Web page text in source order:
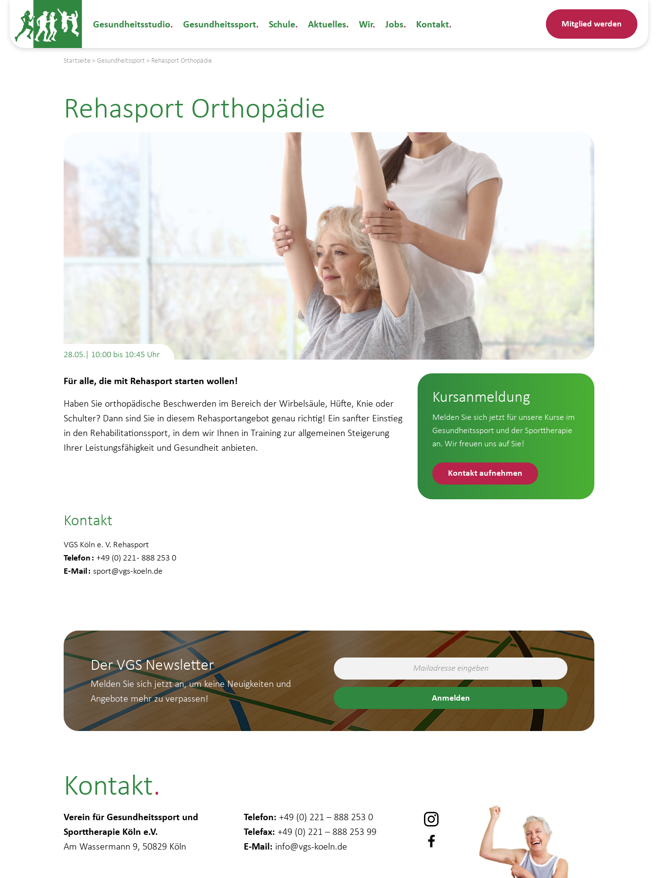
Gesundheitsstudio Gesundheitssport Schule Aktuelles Wir Jobs Kontakt Mitglied werden
Startseite > Gesundheitssport > Rehasport Orthopädie
Rehasport Orthopädie
28.05.| 10:00 bis 10:45
Für alle, die mit Rehasport starten wollen!
Haben Sie orthopädische Beschwerden im Bereich der Wirbelsäule, Hüfte, Knie oder
Schulter? Dann sind Sie in diesem Rehasportangebot genau richtig! Ein sanfter Einstieg
in den Rehabilitationssport, in dem wir Ihnen in Training zur allgemeinen Steigerung
Ihrer Leistungsfähigkeit und Gesundheit anbieten.
Kursanmeldung
Melden Sie sich jetzt für unsere Kurse im
Gesundheitssport und der Sporttherapie
an. Wir freuen uns auf Sie!
Kontakt aufnehmen
Kontakt
VGS Köln e. V. Rehasport
Telefon +49 (0) 221 - 888 253 0
E-Mail sport@vgs-koeln.de
Der VGS Newsletter
Melden Sie sich jetzt an, um keine Neuigkeiten und
Angebote mehr zu verpassen!
Kontakt
Verein für Gesundheitssport und
Sporttherapie Köln e.V.
Am Wassermann 9, 50829 Köln
Telefon: +49 (0) 221 – 888 253 0
Telefax: +49 (0) 221 – 888 253 99
E-Mail: info@vgs-koeln.de